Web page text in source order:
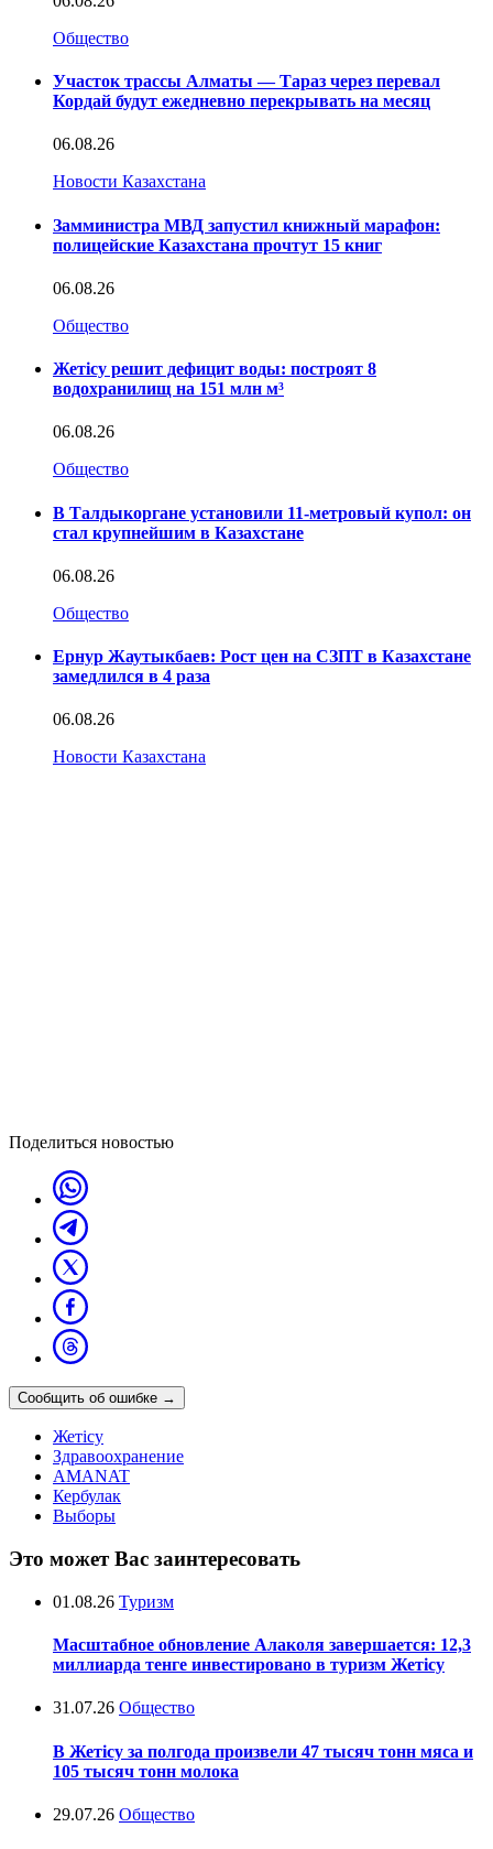
Общество
Участок трассы Алматы — Тараз через перевал
Кордай будут ежедневно перекрывать на месяц
06.08.26
Новости Казахстана
Замминистра МВД запустил книжный марафон:
полицейские Казахстана прочтут 15 книг
06.08.26
Общество
Жетісу решит дефицит воды: построят 8
водохранилищ на 151 млн м³
06.08.26
Общество
В Талдыкоргане установили 11-метровый купол: он
стал крупнейшим в Казахстане
06.08.26
Общество
Ернур Жаутыкбаев: Рост цен на СЗПТ в Казахстане
замедлился в 4 раза
06.08.26
Новости Казахстана
Поделиться новостью
Сообщить об ошибке →
Жетісу
Здравоохранение
AMANAT
Кербулак
Выборы
Это может Вас заинтересовать
01.08.26 Туризм
Масштабное обновление Алаколя завершается: 12,3
миллиарда тенге инвестировано в туризм Жетісу
31.07.26 Общество
В Жетісу за полгода произвели 47 тысяч тонн мяса и
105 тысяч тонн молока
29.07.26 Общество